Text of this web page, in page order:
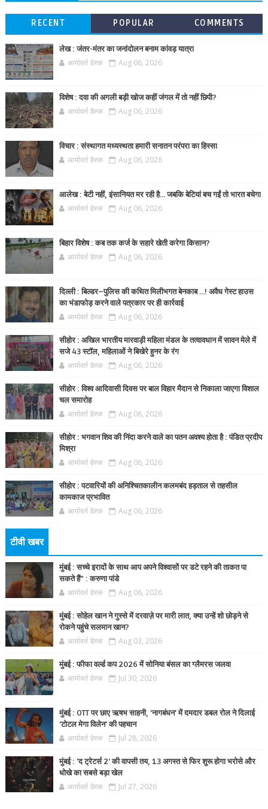
RECENT POPULAR COMMENTS
लेख : जंतर-मंतर का जनांदोलन बनाम कांवड़ यात्रा
आर्यावर्त डेस्क Aug 06, 2026
विशेष : दवा की अगली बड़ी खोज कहीं जंगल में तो नहीं छिपी?
आर्यावर्त डेस्क Aug 06, 2026
विचार : संस्थागत मध्यस्थता हमारी सनातन परंपरा का हिस्सा
आर्यावर्त डेस्क Aug 06, 2026
आलेख : बेटी नहीं, इंसानियत मर रही है… जबकि बेटियां बच गईं तो भारत बचेगा
आर्यावर्त डेस्क Aug 06, 2026
बिहार विशेष : कब तक कर्ज के सहारे खेती करेगा किसान?
आर्यावर्त डेस्क Aug 06, 2026
दिल्ली : बिल्डर–पुलिस की कथित मिलीभगत बेनकाब ...! अवैध गेस्ट हाउस
का भंडाफोड़ करने वाले पत्रकार पर ही कार्रवाई
आर्यावर्त डेस्क Aug 06, 2026
सीहोर : अखिल भारतीय मारवाड़ी महिला मंडल के तत्वावधान में सावन मेले में
सजे 43 स्टॉल, महिलाओं ने बिखेरे हुनर के रंग
आर्यावर्त डेस्क Aug 06, 2026
सीहोर : विश्व आदिवासी दिवस पर बाल विहार मैदान से निकाला जाएगा विशाल
चल समारोह
आर्यावर्त डेस्क Aug 06, 2026
सीहोर : भगवान शिव की निंदा करने वाले का पतन अवश्य होता है : पंडित प्रदीप
मिश्रा
आर्यावर्त डेस्क Aug 06, 2026
सीहोर : पटवारियों की अनिश्चितकालीन कलमबंद हड़ताल से तहसील
कामकाज प्रभावित
आर्यावर्त डेस्क Aug 06, 2026
टीवी खबर
मुंबई : सच्चे इरादों के साथ आप अपने विश्वासों पर डटे रहने की ताकत पा
सकते हैं” : करुणा पांडे
आर्यावर्त डेस्क Aug 06, 2026
मुंबई : सोहेल खान ने गुस्से में दरवाज़े पर मारी लात, क्या उन्हें शो छोड़ने से
रोकने पहुंचे सलमान खान?
आर्यावर्त डेस्क Aug 03, 2026
मुंबई : फीफा वर्ल्ड कप 2026 में सोनिया बंसल का ग्लैमरस जलवा
आर्यावर्त डेस्क Jul 30, 2026
मुंबई : OTT पर छाए ऋषभ साहनी, 'नागबंधन' में दमदार डबल रोल ने दिलाई
'टोटल मेगा विलेन' की पहचान
आर्यावर्त डेस्क Jul 28, 2026
मुंबई : 'द ट्रेटर्स 2' की वापसी तय, 13 अगस्त से फिर शुरू होगा भरोसे और
धोखे का सबसे बड़ा खेल
आर्यावर्त डेस्क Jul 27, 2026